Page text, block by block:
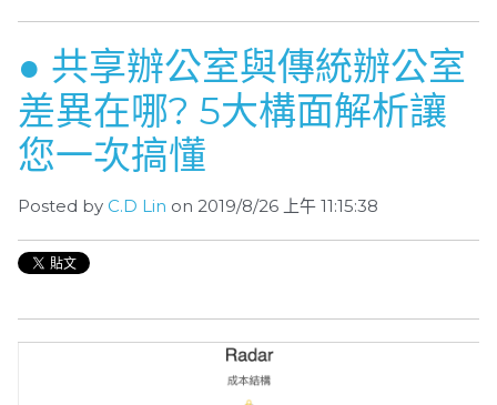
● 共享辦公室與傳統辦公室
差異在哪? 5大構面解析讓
您一次搞懂
Posted by C.D Lin on 2019/8/26 上午 11:15:38